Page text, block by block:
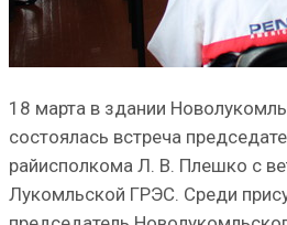
18 марта в здании
состоялась встреча
райисполкома Л. В. Плешко с
Лукомльской ГРЭС. Среди